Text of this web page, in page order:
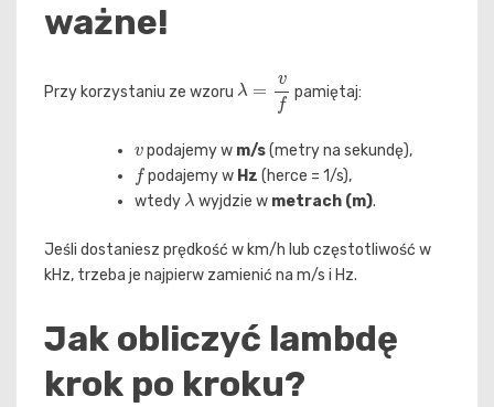
ważne!
Przy korzystaniu ze wzoru
λ
pamiętaj:
podajemy w m/s(metry na sekundę),
f
podajemy w Hz (herce = 1/s),
wtedy
λ
wyjdzie w metrach (m).
Jeśli dostaniesz prędkość w km/h lub częstotliwość w
kHz, trzeba je najpierw zamienić na m/s i Hz.
Jak obliczyć lambdę
krok po kroku?